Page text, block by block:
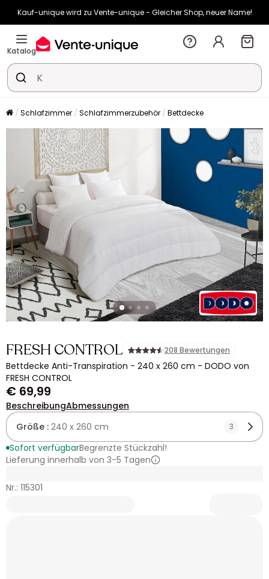
Kauf-unique wird zu Vente-unique - Gleicher Shop, neuer Name!
-11% ab €500 mitSUN11auf Vente-unique-Produkte
Noch:
Katalog
Schlafzimmer Schlafzimmerzubehör Bettdecke
FRESH CONTROL 208 Bewertungen
Bettdecke Anti-Transpiration - 240 x 260 cm - DODO von
FRESH CONTROL
€ 69,99
BeschreibungAbmessungen
Größe : 240 x 260 cm 3
Sofort verfügbarBegrenzte Stückzahl!
Lieferung innerhalb von 3-5 Tagen
Nr.: 115301